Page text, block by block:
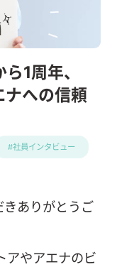
1周年、
ナへの信頼
#社員インタビュー
ありがとうご
アやアエナのビ